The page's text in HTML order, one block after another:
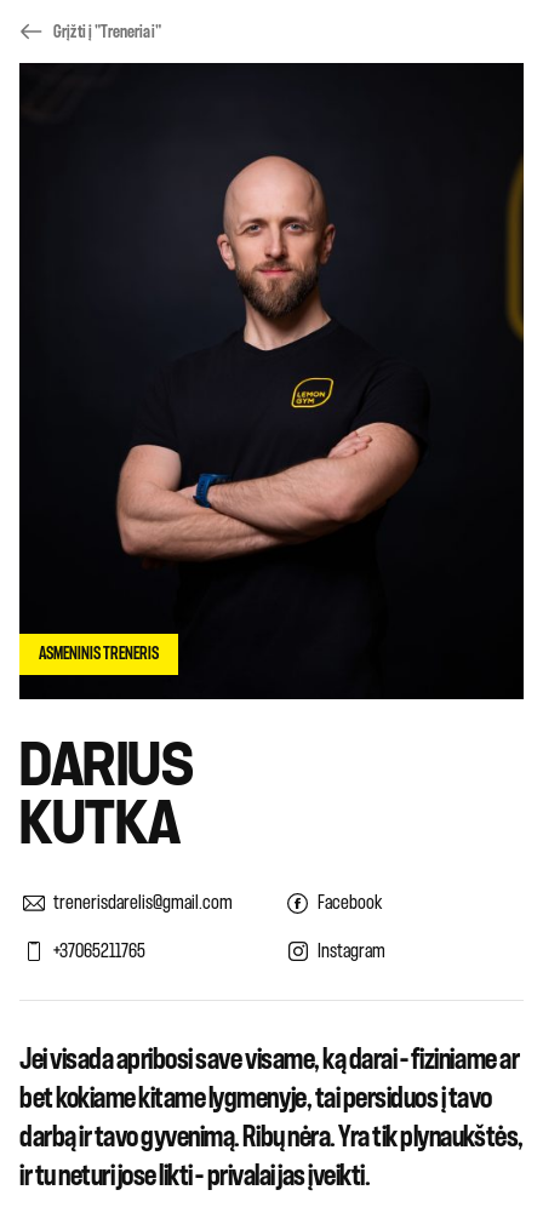
Grįžti į "Treneriai"
DARIUS
KUTKA
trenerisdarelis@gmail.com
+37065211765
Facebook
Instagram
Jei visada apribosi save visame, ką darai – fiziniame ar
bet kokiame kitame lygmenyje, tai persiduos į tavo
darbą ir tavo gyvenimą. Ribų nėra. Yra tik plynaukštės,
ir tu neturi jose likti – privalai jas įveikti.
ASMENINIS TRENERIS